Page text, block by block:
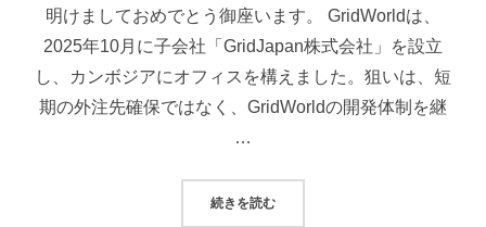
明けましておめでとう御座います。 GridWorldは、
2025年10月に子会社「GridJapan株式会社」を設立
し、カンボジアにオフィスを構えました。狙いは、短
期の外注先確保ではなく、GridWorldの開発体制を継
…
続きを読む“GRIDJAPAN設立とカンボジア拠